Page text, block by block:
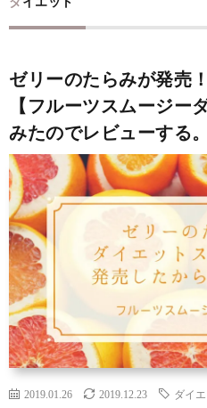
ゼリーのたらみが発売
【フルーツスムージー
みたのでレビューする。
2019.01.26 2019.12.23 ダイエ